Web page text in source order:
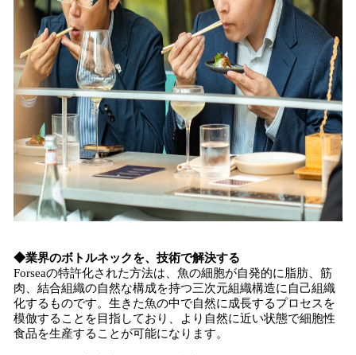
◆業界のボトルネックを、技術で解決する
Forseaの特許化された方法は、魚の細胞が自発的に脂肪、筋
肉、結合組織の自然な構成を持つ三次元組織構造に自己組織
化するものです。生きた魚の中で自然に成長するプロセスを
模倣することを目指しており、より自然に近い状態で細胞性
食品を生産することが可能になります。